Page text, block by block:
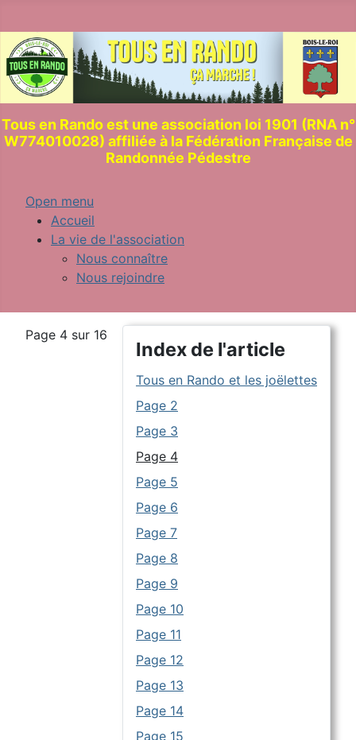
Tous en Rando est une association loi 1901 (RNA n°
W774010028) affiliée à la Fédération Française de
Randonnée Pédestre
Open menu
Accueil
La vie de l'association
Nous connaître
Nous rejoindre
Index de l'article
Tous en Rando et les joëlettes
Page 2
Page 3
Page 4
Page 5
Page 6
Page 7
Page 8
Page 9
Page 10
Page 11
Page 12
Page 13
Page 14
Page 15
Page 4 sur 16